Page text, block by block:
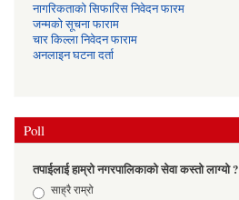
नागरिकताको सिफारिस निवेदन फारम
जन्मको सूचना फाराम
चार किल्ला निवेदन फाराम
अनलाइन घटना दर्ता
Poll
तपाईलाई हाम्रो नगरपालिकाको सेवा कस्तो लाग्यो ?
Choicesसाह्रै राम्रो